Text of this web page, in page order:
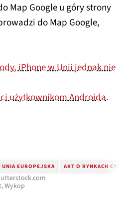
Map Google u góry strony
do Map Google,
iPhone w Unii jednak nie
użytkownikom Androida.
UNIA EUROPEJSKA AKT O RYNKACH
Wykop